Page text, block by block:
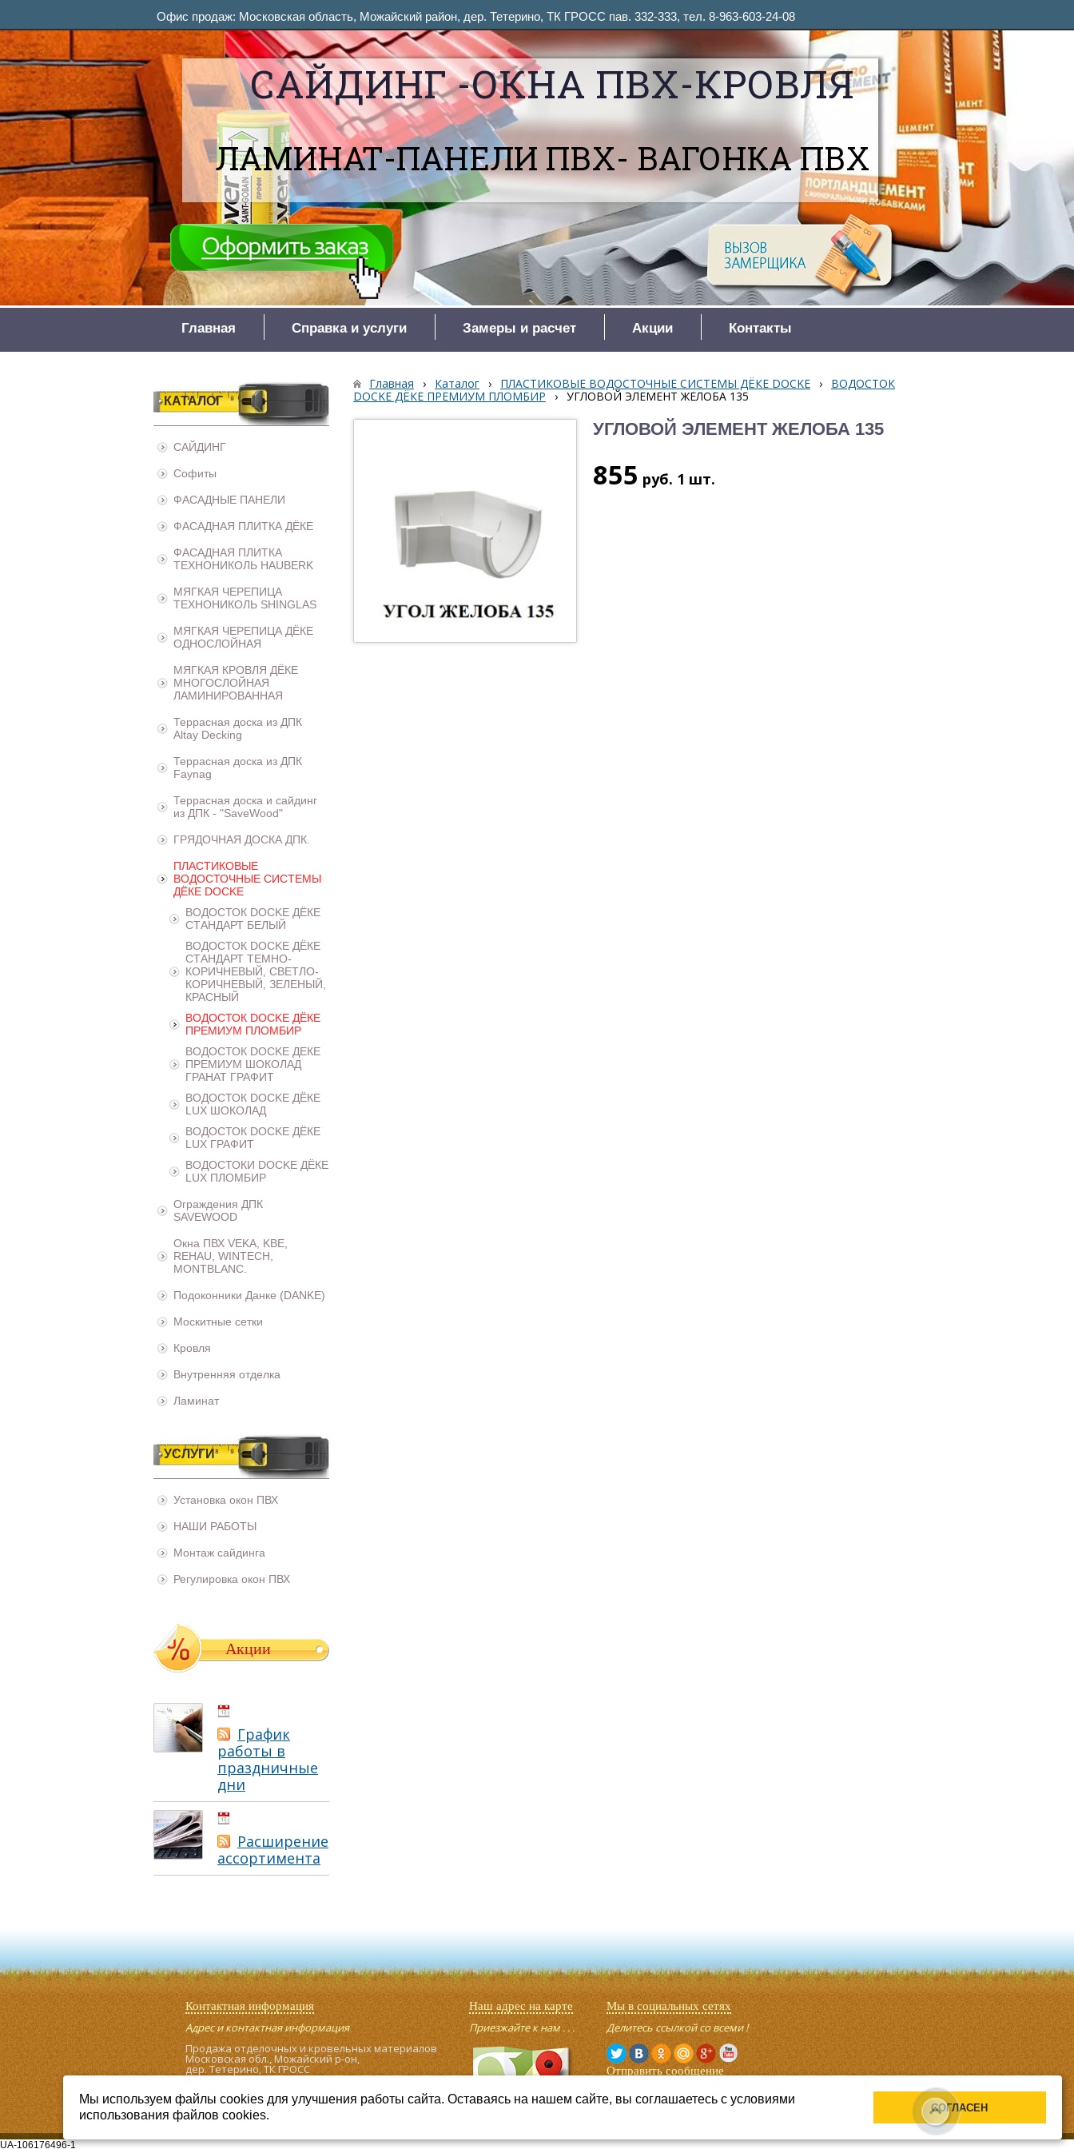
САЙДИНГ -ОКНА ПВХ-КРОВЛЯ
ЛАМИНАТ-ПАНЕЛИ ПВХ- ВАГОНКА ПВХ
Офис продаж: Московская область, Можайский район, дер. Тетерино, ТК ГРОСС пав. 332-333, тел. 8-963-603-24-08
Главная Справка и услуги Замеры и расчет Акции Контакты
КАТАЛОГ
САЙДИНГ
Софиты
ФАСАДНЫЕ ПАНЕЛИ
ФАСАДНАЯ ПЛИТКА ДЁКЕ
ФАСАДНАЯ ПЛИТКА
ТЕХНОНИКОЛЬ HAUBERK
МЯГКАЯ ЧЕРЕПИЦА
ТЕХНОНИКОЛЬ SHINGLAS
МЯГКАЯ ЧЕРЕПИЦА ДЁКЕ
ОДНОСЛОЙНАЯ
МЯГКАЯ КРОВЛЯ ДЁКЕ
МНОГОСЛОЙНАЯ
ЛАМИНИРОВАННАЯ
Террасная доска из ДПК
Altay Decking
Террасная доска из ДПК
Faynag
Террасная доска и сайдинг
из ДПК - "SaveWood"
ГРЯДОЧНАЯ ДОСКА ДПК.
ПЛАСТИКОВЫЕ
ВОДОСТОЧНЫЕ СИСТЕМЫ
ДЁКЕ DOCKE
ВОДОСТОК DOCKE ДЁКЕ
СТАНДАРТ БЕЛЫЙ
ВОДОСТОК DOCKE ДЁКЕ
СТАНДАРТ ТЕМНО-
КОРИЧНЕВЫЙ, СВЕТЛО-
КОРИЧНЕВЫЙ, ЗЕЛЕНЫЙ,
КРАСНЫЙ
ВОДОСТОК DOCKE ДЁКЕ
ПРЕМИУМ ПЛОМБИР
ВОДОСТОК DOCKE ДЕКЕ
ПРЕМИУМ ШОКОЛАД
ГРАНАТ ГРАФИТ
ВОДОСТОК DOCKE ДЁКЕ
LUX ШОКОЛАД
ВОДОСТОК DOCKE ДЁКЕ
LUX ГРАФИТ
ВОДОСТОКИ DOCKE ДЁКЕ
LUX ПЛОМБИР
Ограждения ДПК
SAVEWOOD
Окна ПВХ VEKA, KBE,
REHAU, WINTECH,
MONTBLANC.
Подоконники Данке (DANKE)
Москитные сетки
Кровля
Внутренняя отделка
Ламинат
УСЛУГИ
Установка окон ПВХ
НАШИ РАБОТЫ
Монтаж сайдинга
Регулировка окон ПВХ
Акции
График
работы в
праздничные
дни
Расширение
ассортимента
Главная › Каталог › ПЛАСТИКОВЫЕ ВОДОСТОЧНЫЕ СИСТЕМЫ ДЁКЕ DOCKE ›
ВОДОСТОК
DOCKE ДЁКЕ ПРЕМИУМ ПЛОМБИР
› УГЛОВОЙ ЭЛЕМЕНТ ЖЕЛОБА 135
УГЛОВОЙ ЭЛЕМЕНТ ЖЕЛОБА 135
855 руб. 1 шт.
Контактная информация
Адрес и контактная информация
Продажа отделочных и кровельных материалов
Московская обл., Можайский р-он,
дер. Тетерино, ТК ГРОСС
Тел.: 8-963-603-24-08
Тел.: 8-903-598-77-91
Наш адрес на карте
Приезжайте к нам . . .
Мы в социальных сетях
Делитесь ссылкой со всеми !
Отправить сообщение
UA-106176496-1
Мы используем файлы cookies для улучшения работы сайта. Оставаясь на нашем сайте, вы соглашаетесь с условиями
использования файлов cookies.
СОГЛАСЕН